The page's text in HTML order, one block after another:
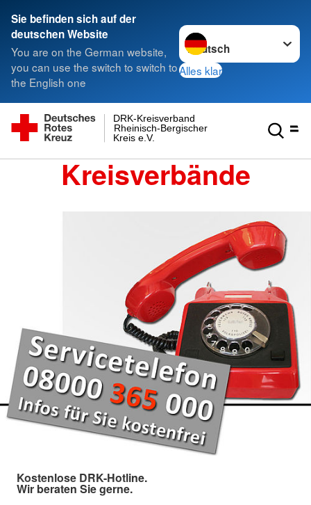
Sie befinden sich auf der
deutschen Website
You are on the German website,
you can use the switch to switch to
the English one
Sprache wechseln zu
Alles klar
Kreis e.V.
Rheinisch-Bergischer
DRK-Kreisverband
Kreisverbände
Kostenlose DRK-Hotline.
Wir beraten Sie gerne.